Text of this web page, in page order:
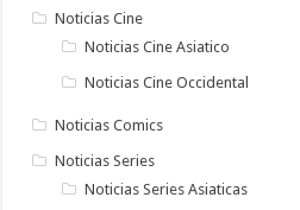
Noticias Cine
Noticias Cine Asiatico
Noticias Cine Occidental
Noticias Comics
Noticias Series
Noticias Series Asiaticas